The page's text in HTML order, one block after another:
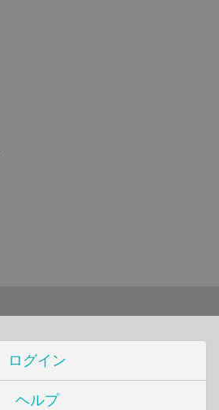
ログイン
ヘルプ